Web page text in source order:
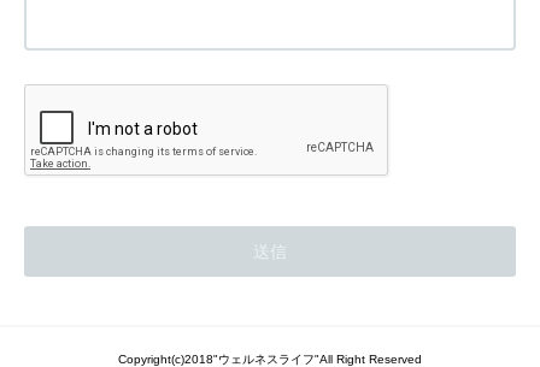
Copyright(c)2018"ウェルネスライフ"All Right Reserved